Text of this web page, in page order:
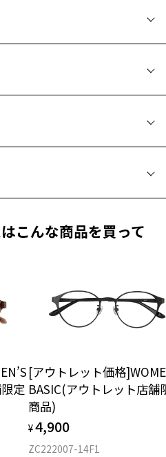
リストは こちら
画像と異なる場合がございます。
計料金を知りたい方へ
品質保証
場合、保証期間は初期の期間から
するために、定期的な視
ます。
無料
ズ交換券」をお選びのうえ、
ズをお買い求めください。
は「レンズ交換券」はお選び
のみ購入して、
お選びいただくと、実店舗で
ズ（標準セットレンズ）へ無
こんな商品を買って
定
[アウトレット価格
BASIC(アウトレット店舗
商品)
¥4,900
ZC222007-14F1